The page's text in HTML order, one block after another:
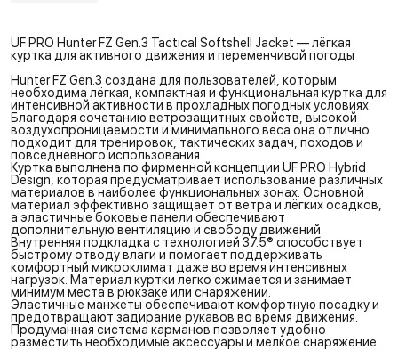
UF PRO Hunter FZ Gen.3 Tactical Softshell Jacket — лёгкая
куртка для активного движения и переменчивой погоды
Hunter FZ Gen.3 создана для пользователей, которым
необходима лёгкая, компактная и функциональная куртка для
интенсивной активности в прохладных погодных условиях.
Благодаря сочетанию ветрозащитных свойств, высокой
воздухопроницаемости и минимального веса она отлично
подходит для тренировок, тактических задач, походов и
повседневного использования.
Куртка выполнена по фирменной концепции UF PRO Hybrid
Design, которая предусматривает использование различных
материалов в наиболее функциональных зонах. Основной
материал эффективно защищает от ветра и лёгких осадков,
а эластичные боковые панели обеспечивают
дополнительную вентиляцию и свободу движений.
Внутренняя подкладка с технологией 37.5® способствует
быстрому отводу влаги и помогает поддерживать
комфортный микроклимат даже во время интенсивных
нагрузок. Материал куртки легко сжимается и занимает
минимум места в рюкзаке или снаряжении.
Эластичные манжеты обеспечивают комфортную посадку и
предотвращают задирание рукавов во время движения.
Продуманная система карманов позволяет удобно
разместить необходимые аксессуары и мелкое снаряжение.